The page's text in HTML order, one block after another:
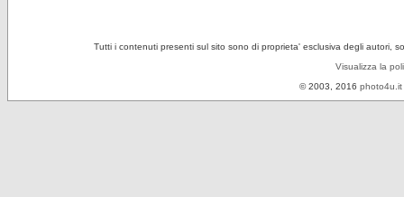
Tutti i contenuti presenti sul sito sono di proprieta' esclusiva degli autori,
Visualizza la
© 2003, 2016 photo4u.it